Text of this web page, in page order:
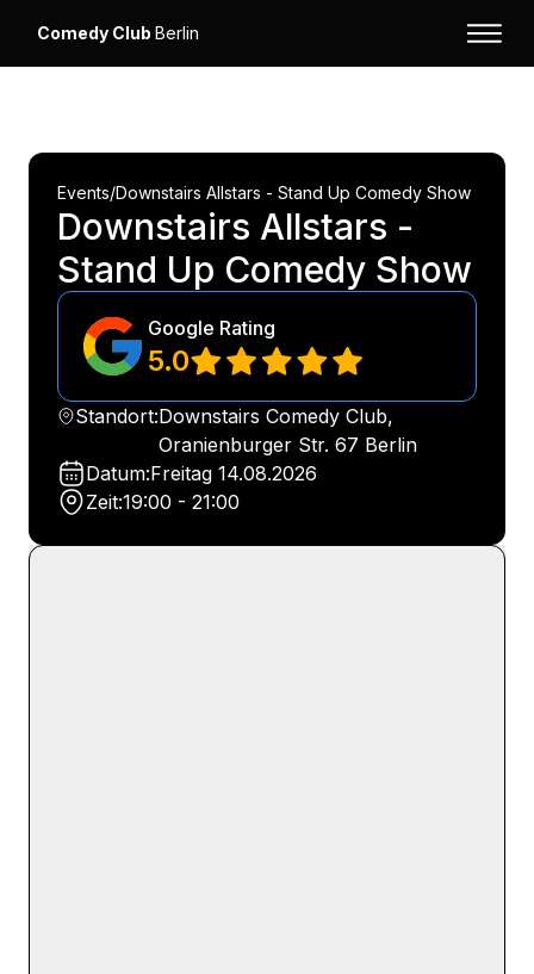
Comedy Club Berlin
Events/Downstairs Allstars - Stand Up Comedy Show
Downstairs Allstars -
Stand Up Comedy Show
Google Rating
5.0
Standort:Downstairs Comedy Club,
Oranienburger Str. 67 Berlin
Datum:Freitag 14.08.2026
Zeit:19:00 - 21:00